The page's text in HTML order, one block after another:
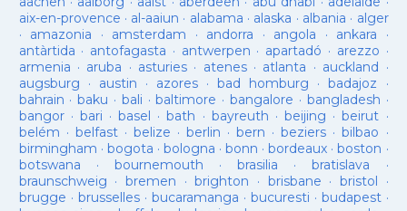
aix-en-provence · al-aaiun · alabama · alaska · albania · alger
· amazonia · amsterdam · andorra · angola · ankara ·
antàrtida · antofagasta · antwerpen · apartadó · arezzo ·
armenia · aruba · asturies· atenes· atlanta · auckland ·
augsburg · austin · azores·bad homburg ·badajoz ·
bahrain ·baku · bali ·baltimore ·bangalore · bangladesh ·
bangor· bari ·basel ·bath · bayreuth ·beijing ·beirut ·
belém · belfast· belize · berlin ·bern ·beziers ·bilbao ·
birmingham · bogota · bologna ·bonn ·bordeaux ·boston ·
botswana · bournemouth ·brasilia ·bratislava ·
braunschweig · bremen ·brighton · brisbane · bristol ·
brugge · brusselles· bucaramanga · bucuresti · budapest·